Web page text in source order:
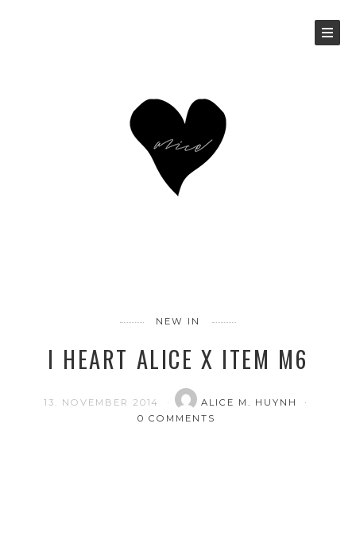
NEW IN
I HEART ALICE X ITEM M6
13. NOVEMBER 2014
ALICE M. HUYNH
0 COMMENTS